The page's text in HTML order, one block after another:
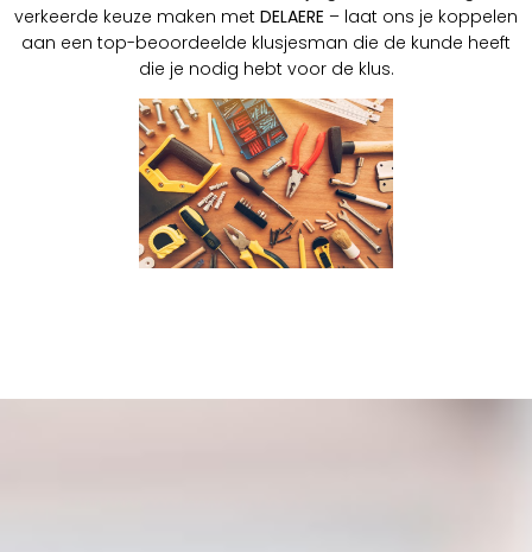
verkeerde keuze maken met DELAERE – laat ons je koppelen
aan een top-beoordeelde klusjesman die de kunde heeft
die je nodig hebt voor de klus.